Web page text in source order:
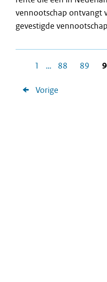
vennootschap ontvangt
gevestigde
Vorige
1 … 88 89